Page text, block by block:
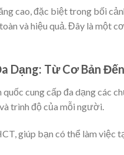
cao, đặc biệt trong bối
và hiệu quả. Đây là một
Dạng: Từ Cơ Bản
quốc cung cấp đa dạng các
trình độ của mỗi người.
giúp bạn có thể làm việc